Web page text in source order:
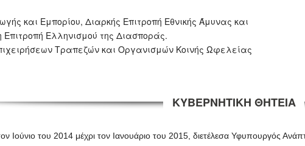
και Εμπορίου, Διαρκής Επιτροπή Εθνικής Άμυνας και
Ελληνισμού της Διασποράς.
Τραπεζών και Οργανισμών Κοινής Ωφελείας
ΚΥΒΕΡΝΗΤΙΚΗ ΘΗΤΕΙΑ
Ιούνιο του 2014 μέχρι τον Ιανουάριο του 2015, διετέλεσα Υφυπουργός